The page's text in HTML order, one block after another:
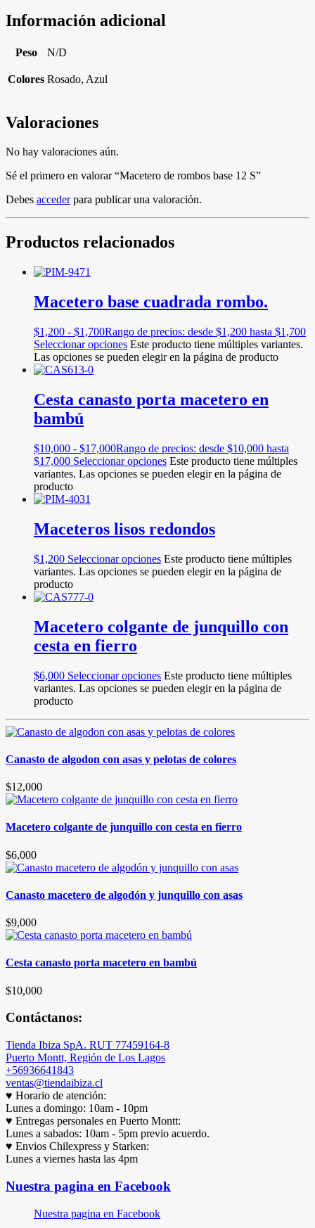
Información adicional
Peso N/D
Colores Rosado, Azul
Valoraciones
No hay valoraciones aún.
Sé el primero en valorar “Macetero de rombos base 12 S”
Debes accederpara publicar una valoración.
Productos relacionados
Macetero base cuadrada rombo.
$1,200 - $1,700Rango de precios: desde $1,200 hasta $1,700
Seleccionar opciones Este producto tiene múltiples variantes.
Las opciones se pueden elegir en la página de producto
Cesta canasto porta macetero en
bambú
$10,000 - $17,000Rango de precios: desde $10,000 hasta
$17,000 Seleccionar opciones Este producto tiene múltiples
variantes. Las opciones se pueden elegir en la página de
producto
Maceteros lisos redondos
$1,200 Seleccionar opciones Este producto tiene múltiples
variantes. Las opciones se pueden elegir en la página de
producto
Macetero colgante de junquillo con
cesta en fierro
$6,000 Seleccionar opciones Este producto tiene múltiples
variantes. Las opciones se pueden elegir en la página de
producto
Canasto de algodon con asas y pelotas de colores
$12,000
Macetero colgante de junquillo con cesta en fierro
$6,000
Canasto macetero de algodón y junquillo con asas
$9,000
Cesta canasto porta macetero en bambú
$10,000
Contáctanos:
Tienda Ibiza SpA. RUT 77459164-8
Puerto Montt, Región de Los Lagos
+56936641843
ventas@tiendaibiza.cl
♥ Horario de atención:
Lunes a domingo: 10am - 10pm
♥ Entregas personales en Puerto Montt:
Lunes a sabados: 10am - 5pm previo acuerdo.
♥ Envios Chilexpress y Starken:
Lunes a viernes hasta las 4pm
Nuestra pagina en Facebook
Nuestra pagina en Facebook